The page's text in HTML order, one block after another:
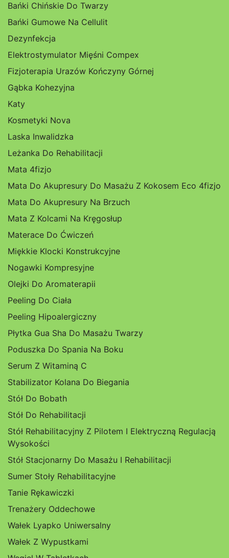
Bańki Chińskie Do Twarzy
Bańki Gumowe Na Cellulit
Dezynfekcja
Elektrostymulator Mięśni Compex
Fizjoterapia Urazów Kończyny Górnej
Gąbka Kohezyjna
Katy
Kosmetyki Nova
Laska Inwalidzka
Leżanka Do Rehabilitacji
Mata 4fizjo
Mata Do Akupresury Do Masażu Z Kokosem Eco 4fizjo
Mata Do Akupresury Na Brzuch
Mata Z Kolcami Na Kręgosłup
Materace Do Ćwiczeń
Miękkie Klocki Konstrukcyjne
Nogawki Kompresyjne
Olejki Do Aromaterapii
Peeling Do Ciała
Peeling Hipoalergiczny
Płytka Gua Sha Do Masażu Twarzy
Poduszka Do Spania Na Boku
Serum Z Witaminą C
Stabilizator Kolana Do Biegania
Stół Do Bobath
Stół Do Rehabilitacji
Stół Rehabilitacyjny Z Pilotem I Elektryczną Regulacją
Wysokości
Stół Stacjonarny Do Masażu I Rehabilitacji
Sumer Stoły Rehabilitacyjne
Tanie Rękawiczki
Trenażery Oddechowe
Wałek Lyapko Uniwersalny
Wałek Z Wypustkami